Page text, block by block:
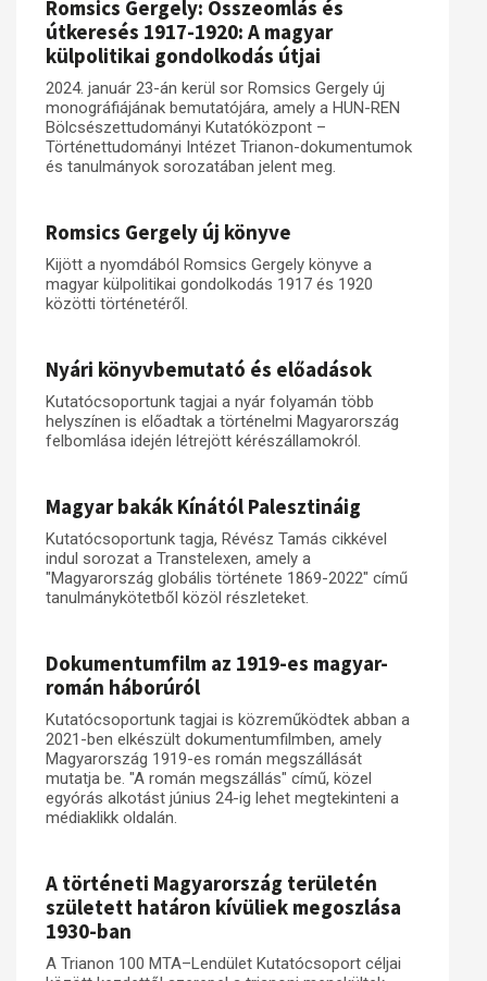
Romsics Gergely: Összeomlás és
útkeresés 1917-1920: A magyar
külpolitikai gondolkodás útjai
2024. január 23-án kerül sor Romsics Gergely új
monográfiájának bemutatójára, amely a HUN-REN
Bölcsészettudományi Kutatóközpont –
Történettudományi Intézet Trianon-dokumentumok
és tanulmányok sorozatában jelent meg.
Romsics Gergely új könyve
Kijött a nyomdából Romsics Gergely könyve a
magyar külpolitikai gondolkodás 1917 és 1920
közötti történetéről.
Nyári könyvbemutató és előadások
Kutatócsoportunk tagjai a nyár folyamán több
helyszínen is előadtak a történelmi Magyarország
felbomlása idején létrejött kérészállamokról.
Magyar bakák Kínától Palesztináig
Kutatócsoportunk tagja, Révész Tamás cikkével
indul sorozat a Transtelexen, amely a
"Magyarország globális története 1869-2022" című
tanulmánykötetből közöl részleteket.
Dokumentumfilm az 1919-es magyar-
román háborúról
Kutatócsoportunk tagjai is közreműködtek abban a
2021-ben elkészült dokumentumfilmben, amely
Magyarország 1919-es román megszállását
mutatja be. "A román megszállás" című, közel
egyórás alkotást június 24-ig lehet megtekinteni a
médiaklikk oldalán.
A történeti Magyarország területén
született határon kívüliek megoszlása
1930-ban
A Trianon 100 MTA–Lendület Kutatócsoport céljai